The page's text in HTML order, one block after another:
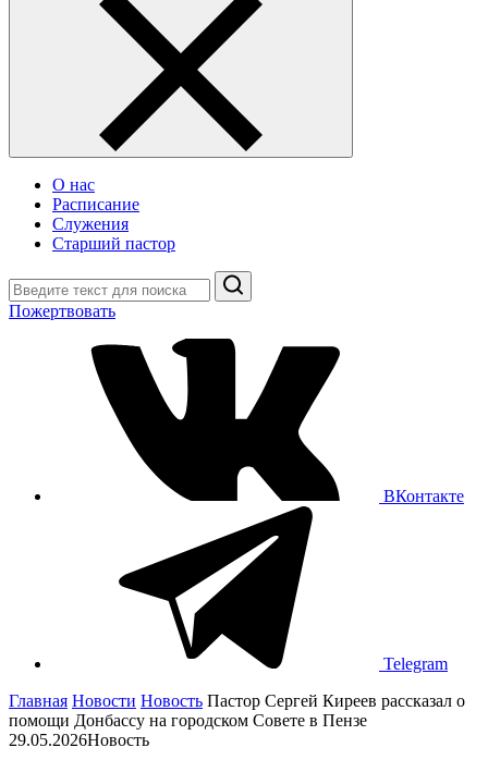
О нас
Расписание
Служения
Старший пастор
Поиск
Пожертвовать
ВКонтакте
Telegram
Главная Новости Новость Пастор Сергей Киреев рассказал о
помощи Донбассу на городском Совете в Пензе
29.05.2026Новость